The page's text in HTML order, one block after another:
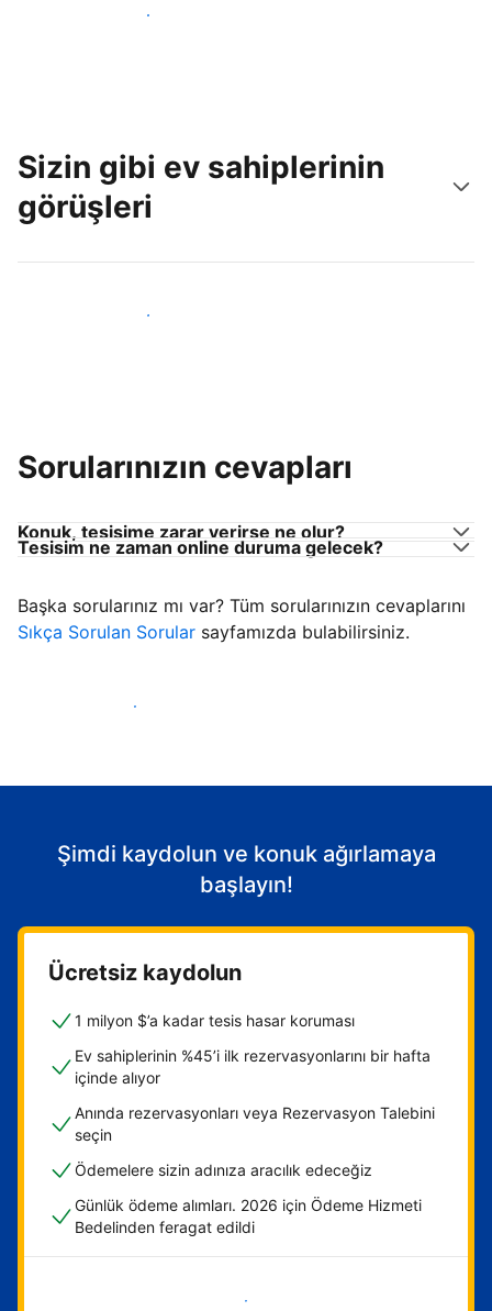
Hemen yeni konuklara ulaş
Sizin gibi ev sahiplerinin
görüşleri
Tesis sahipleri arasına katıl
Sorularınızın cevapları
Konuk, tesisime zarar verirse ne olur?
Tesisim ne zaman online duruma gelecek?
Başka sorularınız mı var? Tüm sorularınızın cevaplarını
Sıkça Sorulan Sorular sayfamızda bulabilirsiniz.
Konuk ağırlamaya başla
Şimdi kaydolun ve konuk ağırlamaya
başlayın!
Ücretsiz kaydolun
1 milyon $’a kadar tesis hasar koruması
Ev sahiplerinin %45’i ilk rezervasyonlarını bir hafta
içinde alıyor
Anında rezervasyonları veya Rezervasyon Talebini
seçin
Ödemelere sizin adınıza aracılık edeceğiz
Günlük ödeme alımları. 2026 için Ödeme Hizmeti
Bedelinden feragat edildi
Hemen başla